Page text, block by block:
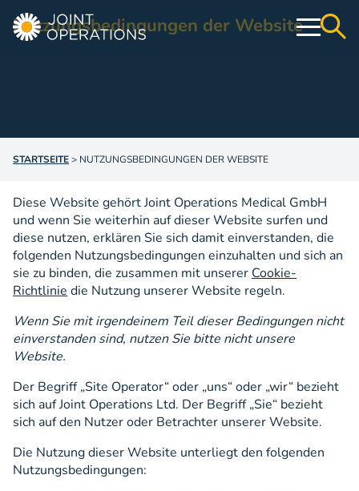
Webshop
Education & Events
Über uns
Kontakt
Nutzungsbedingungen der Website
STARTSEITE> NUTZUNGSBEDINGUNGEN DER WEBSITE
Diese Website gehört Joint Operations Medical GmbH
und wenn Sie weiterhin auf dieser Website surfen und
diese nutzen, erklären Sie sich damit einverstanden, die
folgenden Nutzungsbedingungen einzuhalten und sich an
sie zu binden, die zusammen mit unserer Cookie-
Richtlinie die Nutzung unserer Website regeln.
Wenn Sie mit irgendeinem Teil dieser Bedingungen nicht
einverstanden sind, nutzen Sie bitte nicht unsere
Website.
Der Begriff „Site Operator“ oder „uns“ oder „wir“ bezieht
sich auf Joint Operations Ltd. Der Begriff „Sie“ bezieht
sich auf den Nutzer oder Betrachter unserer Website.
Die Nutzung dieser Website unterliegt den folgenden
Nutzungsbedingungen: